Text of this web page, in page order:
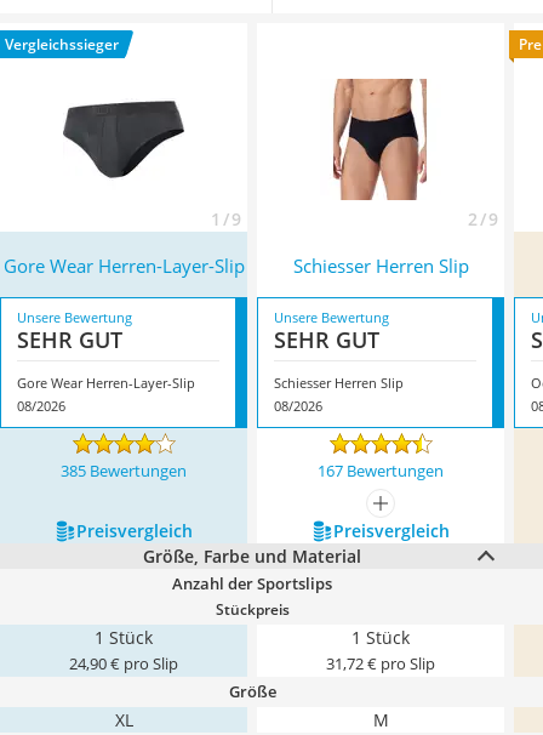
Beheizbare Handschuhe
Gesundheitsschuhe
empfohlen. Überzeugt hat uns hier im August 2026
besonders das Modell
Vergleichssieger
1 / 9 2 / 9
Gore Wear Herren-Layer-Slip Schiesser Herren Slip
Unsere Bewertung
SEHR GUT
Gore Wear Herren-Layer-Slip
08/2026
Unsere Bewertung
SEHR GUT
Schiesser Herren Slip
08/2026
385 Bewertungen 167 Bewertungen
mehr anzeigen
Preis­vergleich
Preis­vergleich
Größe, Farbe und Material
Anzahl der Sportslips
Stückpreis
1 Stück
24,90 € pro Slip
1 Stück
31,72 € pro Slip
Größe
XL M